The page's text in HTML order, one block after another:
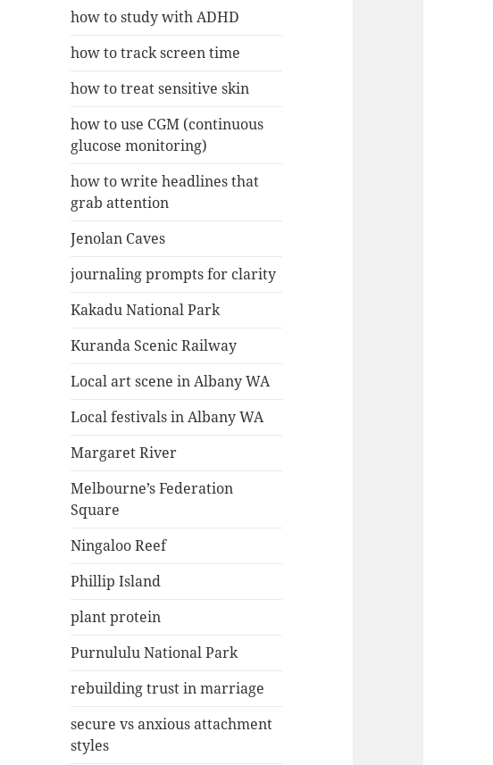
how to study with ADHD
how to track screen time
how to treat sensitive skin
how to use CGM (continuous
glucose monitoring)
how to write headlines that
grab attention
Jenolan Caves
journaling prompts for clarity
Kakadu National Park
Kuranda Scenic Railway
Local art scene in Albany WA
Local festivals in Albany WA
Margaret River
Melbourne’s Federation
Square
Ningaloo Reef
Phillip Island
plant protein
Purnululu National Park
rebuilding trust in marriage
secure vs anxious attachment
styles